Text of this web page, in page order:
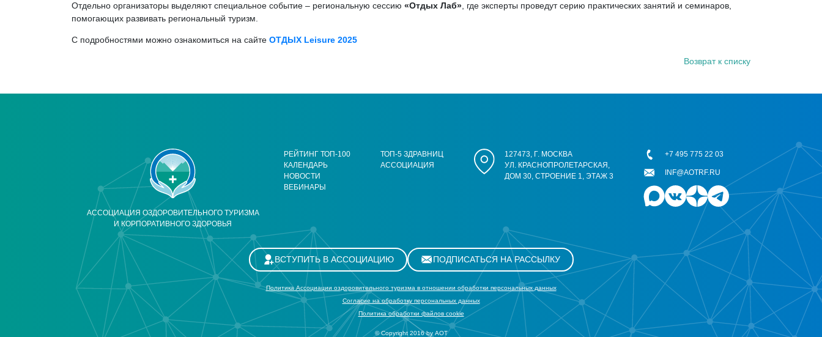
Отдельно организаторы выделяют специальное событие – региональную сессию «Отдых Лаб» , где эксперты проведут серию практических занятий и семинаров,
помогающих развивать региональный туризм.
С подробностями можно ознакомиться на сайте ОТДЫХ Leisure 2025
Возврат к списку
АССОЦИАЦИЯ ОЗДОРОВИТЕЛЬНОГО ТУРИЗМА
И КОРПОРАТИВНОГО ЗДОРОВЬЯ
РЕЙТИНГ ТОП-100
КАЛЕНДАРЬ
НОВОСТИ
ВЕБИНАРЫ
ТОП-5 ЗДРАВНИЦ
АССОЦИАЦИЯ
127473, Г. МОСКВА
УЛ. КРАСНОПРОЛЕТАРСКАЯ,
ДОМ 30, СТРОЕНИЕ 1, ЭТАЖ 3
+7 495 775 22 03
INF@AOTRF.RU
ВСТУПИТЬ В АССОЦИАЦИЮ ПОДПИСАТЬСЯ НА РАССЫЛКУ
Политика Ассоциации оздоровительного туризма в отношении обработки персональных данных
Cогласие на обработку персональных данных
Политика обработки файлов cookie
© Copyright 2016 by АОТ